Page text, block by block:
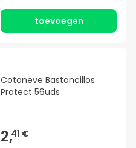
toevoegen
Cotoneve Bastoncillos
Protect 56uds
2,41 €